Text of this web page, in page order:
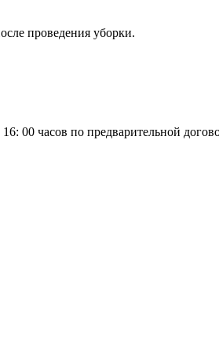
проведения уборки.
00 часов по предварительной